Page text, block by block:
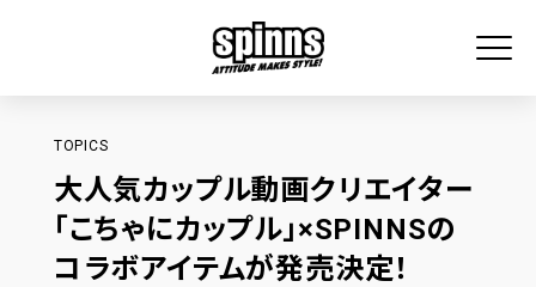
TOPICS
大人気カップル動画クリエイター
「こちゃにカップル」×SPINNSの
コラボアイテムが発売決定！